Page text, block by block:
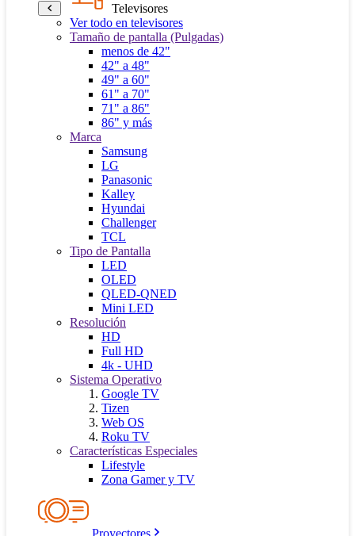
Televisores
Ver todo en televisores
Tamaño de pantalla (Pulgadas)
menos de 42"
42" a 48"
49" a 60"
61" a 70"
71" a 86"
86" y más
Marca
Samsung
LG
Panasonic
Kalley
Hyundai
Challenger
TCL
Tipo de Pantalla
LED
OLED
QLED-QNED
Mini LED
Resolución
HD
Full HD
4k - UHD
Sistema Operativo
Google TV
Tizen
Web OS
Roku TV
Características Especiales
Lifestyle
Zona Gamer y TV
Proyectores